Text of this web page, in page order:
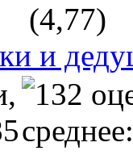
(4,77)
и